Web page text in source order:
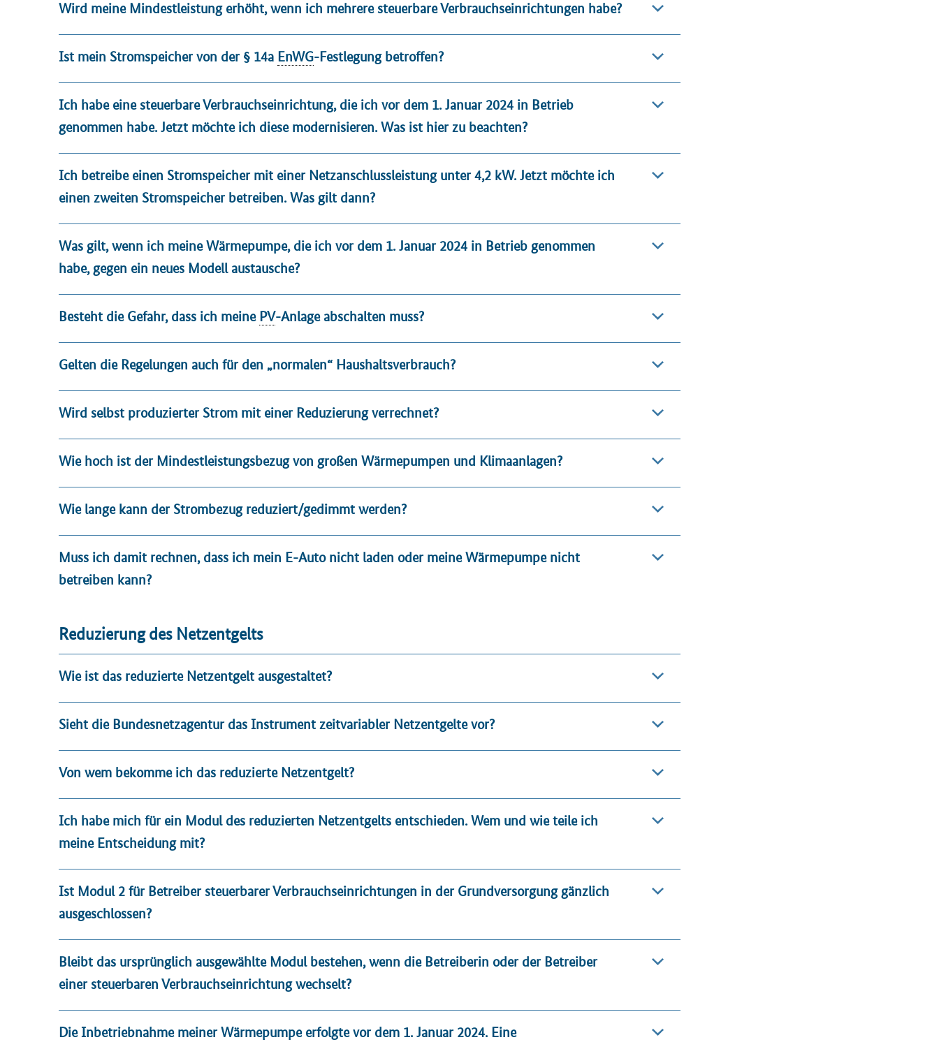
Wird meine Mindestleistung erhöht, wenn ich mehrere steuerbare Verbrauchseinrichtungen habe?
Ist mein Stromspeicher von der § 14a EnWG-Festlegung betroffen?
Ich habe eine steuerbare Verbrauchseinrichtung, die ich vor dem 1. Januar 2024 in Betrieb
genommen habe. Jetzt möchte ich diese modernisieren. Was ist hier zu beachten?
Ich betreibe einen Stromspeicher mit einer Netzanschlussleistung unter 4,2 kW. Jetzt möchte ich
einen zweiten Stromspeicher betreiben. Was gilt dann?
Was gilt, wenn ich meine Wärmepumpe, die ich vor dem 1. Januar 2024 in Betrieb genommen
habe, gegen ein neues Modell austausche?
Besteht die Gefahr, dass ich meine PV-Anlage abschalten muss?
Gelten die Regelungen auch für den „normalen“ Haushaltsverbrauch?
Wird selbst produzierter Strom mit einer Reduzierung verrechnet?
Wie hoch ist der Mindestleistungsbezug von großen Wärmepumpen und Klimaanlagen?
Wie lange kann der Strombezug reduziert/gedimmt werden?
Muss ich damit rechnen, dass ich mein E-Auto nicht laden oder meine Wärmepumpe nicht
betreiben kann?
Reduzierung des Netzentgelts
Wie ist das reduzierte Netzentgelt ausgestaltet?
Sieht die Bundesnetzagentur das Instrument zeitvariabler Netzentgelte vor?
Von wem bekomme ich das reduzierte Netzentgelt?
Ich habe mich für ein Modul des reduzierten Netzentgelts entschieden. Wem und wie teile ich
meine Entscheidung mit?
Ist Modul 2 für Betreiber steuerbarer Verbrauchseinrichtungen in der Grundversorgung gänzlich
ausgeschlossen?
Bleibt das ursprünglich ausgewählte Modul bestehen, wenn die Betreiberin oder der Betreiber
einer steuerbaren Verbrauchseinrichtung wechselt?
Die Inbetriebnahme meiner Wärmepumpe erfolgte vor dem 1. Januar 2024. Eine